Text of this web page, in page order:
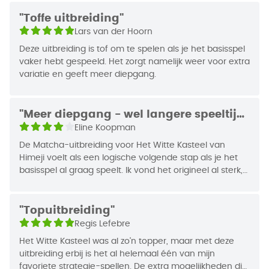
• Prachtig geïllustreerd en gebaseerd op de
Japanse theeceremonie.
• Maakt het origineel nog beter gebalanceerd.
strategische denkers en liefhebbers van de
Japanse cultuur. De uitbreiding brengt diepgang
aan de hand van nieuwe uitdagingen en tactische
mogelijkheden. De toevoeging van een extra actie
geeft spelers meer ruimte om een goede strategie
voor fans van het origineel.
Hoe speel je Het Witte Kasteel van Himeji:
Matcha?
Voeg tijdens de standaard voorbereiding de
Cendrero
EAN Code 8721184281130
Jaar van
Uitgifte
2025
"Toffe uitbreiding"
Lars van der Hoorn
Deze uitbreiding is tof om te spelen als je het basisspel
vaker hebt gespeeld. Het zorgt namelijk weer voor extra
variatie en geeft meer diepgang.
"Meer diepgang - wel langere speeltijd
"
Eline Koopman
De Matcha-uitbreiding voor Het Witte Kasteel van
Himeji voelt als een logische volgende stap als je het
basisspel al graag speelt. Ik vond het origineel al sterk,
mogelijkheden zorgen ervoor dat je minder vastzit en
meer verschillende manieren hebt om punten te
Wel merk je dat het spel hierdoor iets voller en minder
strak wordt dan het basisspel, het speelt net wat langer.
"Topuitbreiding"
Regis Lefebre
Het Witte Kasteel was al zo'n topper, maar met deze
uitbreiding erbij is het al helemaal één van mijn
favoriete strategie-spellen. De extra mogelijkheden die